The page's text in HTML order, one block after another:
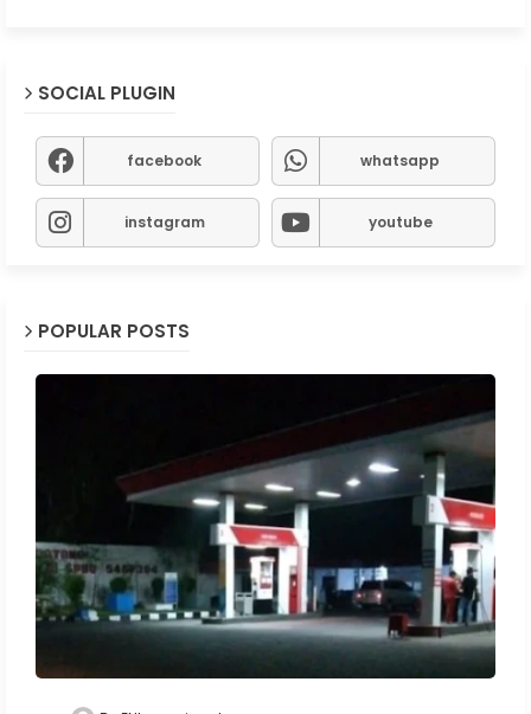
SOCIAL PLUGIN
facebook whatsapp
instagram youtube
POPULAR POSTS